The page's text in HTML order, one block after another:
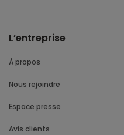
L’entreprise
À propos
Nous rejoindre
Espace presse
Avis clients